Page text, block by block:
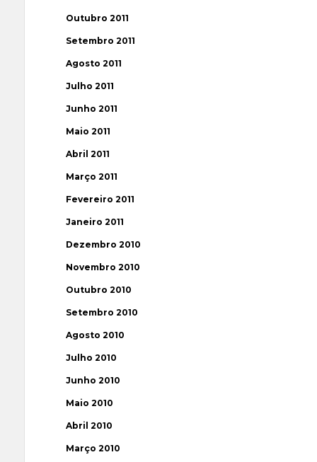
Outubro 2011
Setembro 2011
Agosto 2011
Julho 2011
Junho 2011
Maio 2011
Abril 2011
Março 2011
Fevereiro 2011
Janeiro 2011
Dezembro 2010
Novembro 2010
Outubro 2010
Setembro 2010
Agosto 2010
Julho 2010
Junho 2010
Maio 2010
Abril 2010
Março 2010